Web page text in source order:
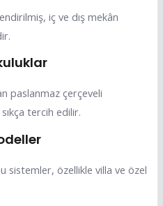
iç ve dış mekân
paslanmaz çerçeveli
tercih edilir.
sistemler, özellikle villa ve özel